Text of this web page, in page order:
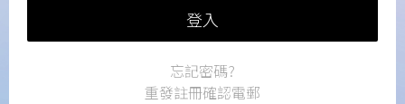
登入
忘記密碼?
重發註冊確認電郵